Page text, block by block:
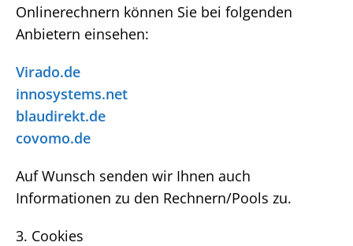
Onlinerechnern können Sie bei folgenden
Anbietern einsehen:
Virado.de
innosystems.net
blaudirekt.de
covomo.de
Auf Wunsch senden wir Ihnen auch
Informationen zu den Rechnern/Pools zu.
3. Cookies